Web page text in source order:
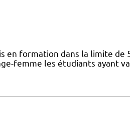
en formation dans la limite de
femme les étudiants ayant